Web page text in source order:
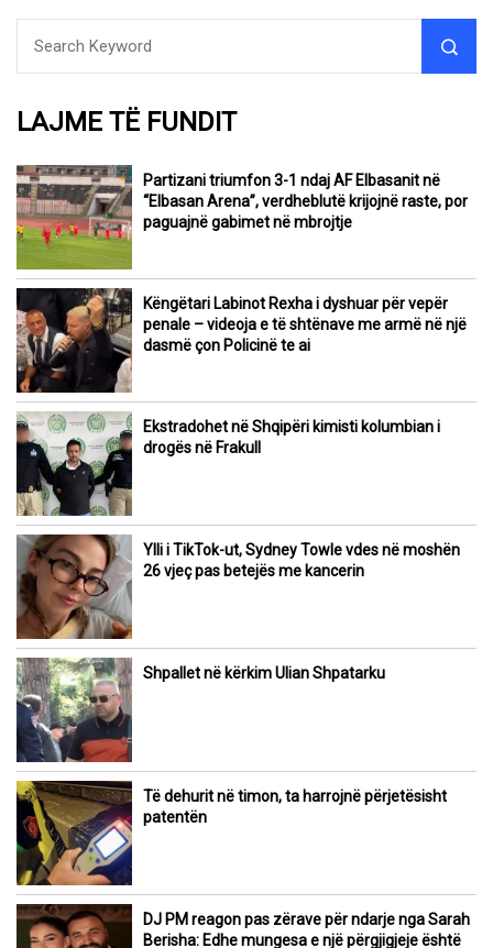
LAJME TË FUNDIT
Partizani triumfon 3-1 ndaj AF Elbasanit në
“Elbasan Arena”, verdheblutë krijojnë raste, por
paguajnë gabimet në mbrojtje
Këngëtari Labinot Rexha i dyshuar për vepër
penale – videoja e të shtënave me armë në një
dasmë çon Policinë te ai
Ekstradohet në Shqipëri kimisti kolumbian i
drogës në Frakull
Ylli i TikTok-ut, Sydney Towle vdes në moshën
26 vjeç pas betejës me kancerin
Shpallet në kërkim Ulian Shpatarku
Të dehurit në timon, ta harrojnë përjetësisht
patentën
DJ PM reagon pas zërave për ndarje nga Sarah
Berisha: Edhe mungesa e një përgjigjeje është